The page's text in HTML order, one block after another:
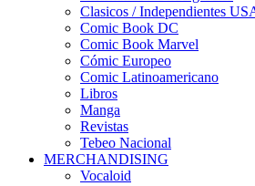
Clasicos / Independientes
Comic Book DC
Comic Book Marvel
Cómic Europeo
Comic Latinoamericano
Libros
Manga
Revistas
Tebeo Nacional
MERCHANDISING
Vocaloid